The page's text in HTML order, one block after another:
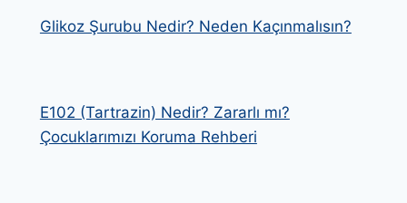
Glikoz Şurubu Nedir? Neden Kaçınmalısın?
E102 (Tartrazin) Nedir? Zararlı mı?
Çocuklarımızı Koruma Rehberi